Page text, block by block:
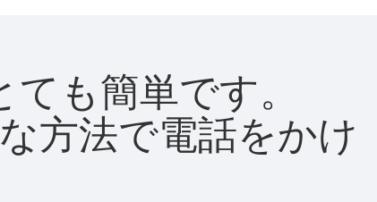
も簡単です。
方法で電話をかけ